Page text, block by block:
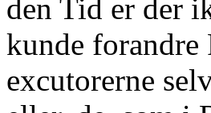
den Tid er der
kunde forandre
excutorerne